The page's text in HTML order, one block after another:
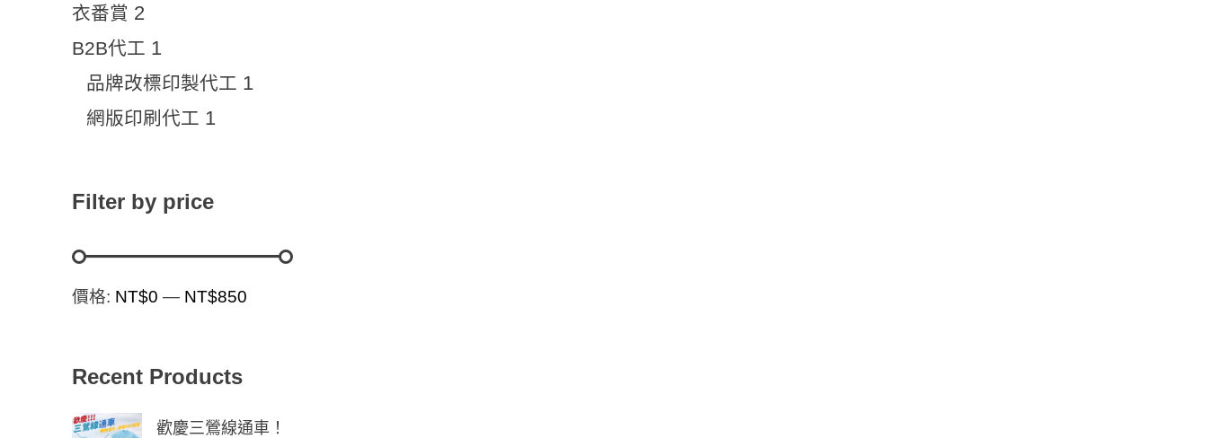
衣番賞 2
B2B代工 1
品牌改標印製代工 1
網版印刷代工 1
Filter by price
價格: NT$0 — NT$850
Recent Products
歡慶三鶯線通車！